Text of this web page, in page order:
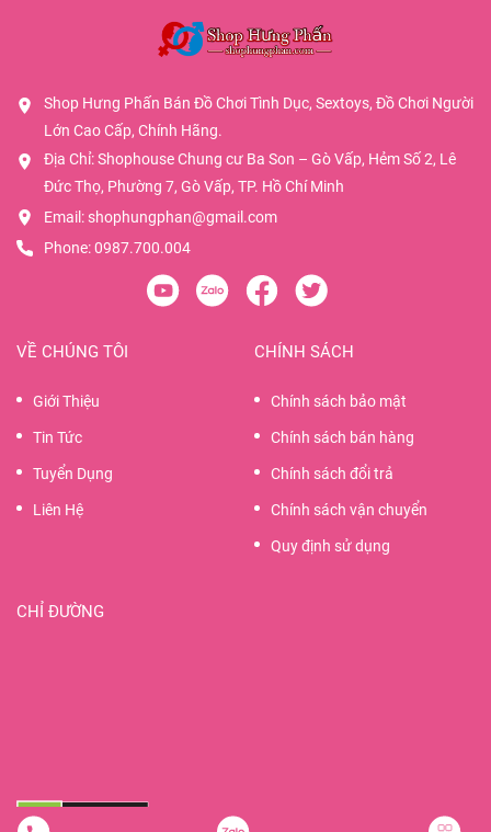
Shop Hưng Phấn Bán Đồ Chơi Tình Dục, Sextoys, Đồ Chơi Người
Lớn Cao Cấp, Chính Hãng.
Địa Chỉ: Shophouse Chung cư Ba Son – Gò Vấp, Hẻm Số 2, Lê
Đức Thọ, Phường 7, Gò Vấp, TP. Hồ Chí Minh
Email: shophungphan@gmail.com
Phone:0987.700.004
VỀ CHÚNG TÔI
Giới Thiệu
Tin Tức
Tuyển Dụng
Liên Hệ
CHÍNH SÁCH
Chính sách bảo mật
Chính sách bán hàng
Chính sách đổi trả
Chính sách vận chuyển
Quy định sử dụng
CHỈ ĐƯỜNG